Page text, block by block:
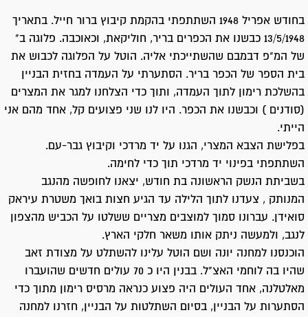
בחודש אפריל 1948 השתתפתי בהקמת קיבוץ ברור חייל. בתאריך
13/5/1948 כבשנו את הכפרים בריר, חוליקאת, וכאוכבה. פלוגה ב"
של המ"פ דבמבם שהשתייכתי אליה. הוטל על הפלוגה לכבוש את
בית הספר של הכפר בריר. הסתערתי על העמדה בחזית הבניין
בהשלכת רימון לתוך העמדה, ותוך כדי הצלחנו למגר את המצרים
(סודנים ) וכבשנו את הכפר. היו לנו שני פצועים קל, אחד מהם אני
הייתי.
בפלישת הצבא המצרי, הגנו על יד מרדכי וקיבוץ גבר-עם.
השתתפתי בפינוי יד מרדכי תוך כדי לחימה.
בשביתת הנשק הראשונה בת חודש, יצאנו לחופשה מהנגב
המנותק , צעדנו לתוך הלילה עד הגיע חצות בואך משטרת עיראק
סואידן. עברונו סמוך למוצבים מצריים ששלטו על הכביש מהצפון
לנגב, ולמעשה ניתק אותו משאר חלקי הארץ.
הוכנסנו למחנה יונה ושם הוטל עלינו להשתלט על מצודת זאב
שהיו בה לוחמי האצ"ל. בבנין היו כ 70 עולים חדשים שהועברו
מאלטלנה, אחד העולים היה פצוע כנראה מרסיס רימון מתוך כדי
הסתערות על הבניין, בסיום השתלטות על הבניין, חזרנו למחנה